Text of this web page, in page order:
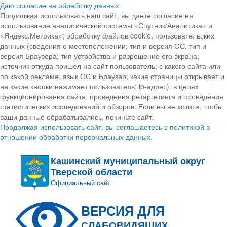
Даю согласие на обработку данных
Продолжая использовать наш сайт, вы даете согласие на
использование аналитической системы «Спутник/Аналитика» и
«Яндекс.Метрика»; обработку файлов cookie, пользовательских
данных (сведения о местоположении; тип и версия ОС, тип и
версия Браузера; тип устройства и разрешение его экрана;
источник откуда пришел на сайт пользователь; с какого сайта или
по какой рекламе; язык ОС и Браузер; какие страницы открывает и
на какие кнопки нажимает пользователь; ip-адрес). в целях
функционирования сайта, проведения ретаргетинга и проведения
статистических исследований и обзоров. Если вы не хотите, чтобы
ваши данные обрабатывались, покиньте сайт.
Продолжая использовать сайт, вы соглашаетесь с политикой в
отношении обработки персональных данных.